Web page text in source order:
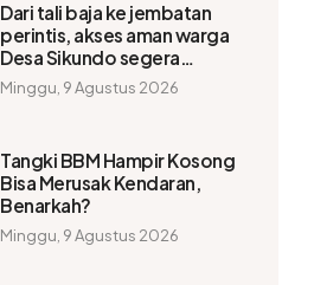
Dari tali baja ke jembatan
perintis, akses aman warga
Desa Sikundo segera
terwujud
Minggu, 9 Agustus 2026
Tangki BBM Hampir Kosong
Bisa Merusak Kendaran,
Benarkah?
Minggu, 9 Agustus 2026